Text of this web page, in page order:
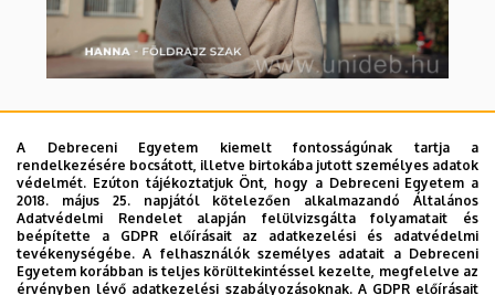
Földrajz tanár szak
A Debreceni Egyetem kiemelt fontosságúnak tartja a
rendelkezésére bocsátott, illetve birtokába jutott személyes adatok
védelmét. Ezúton tájékoztatjuk Önt, hogy a Debreceni Egyetem a
2018. május 25. napjától kötelezően alkalmazandó Általános
Adatvédelmi Rendelet alapján felülvizsgálta folyamatait és
beépítette a GDPR előírásait az adatkezelési és adatvédelmi
tevékenységébe. A felhasználók személyes adatait a Debreceni
Egyetem korábban is teljes körültekintéssel kezelte, megfelelve az
érvényben lévő adatkezelési szabályozásoknak. A GDPR előírásait